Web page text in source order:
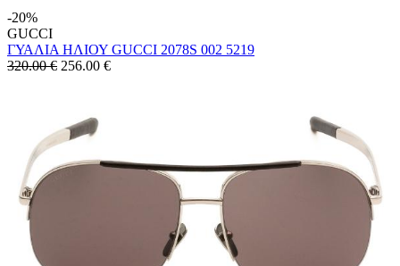
-20%
GUCCI
ΓΥΑΛΙΑ ΗΛΙΟΥ GUCCI 2078S 002 5219
320.00 € 256.00 €